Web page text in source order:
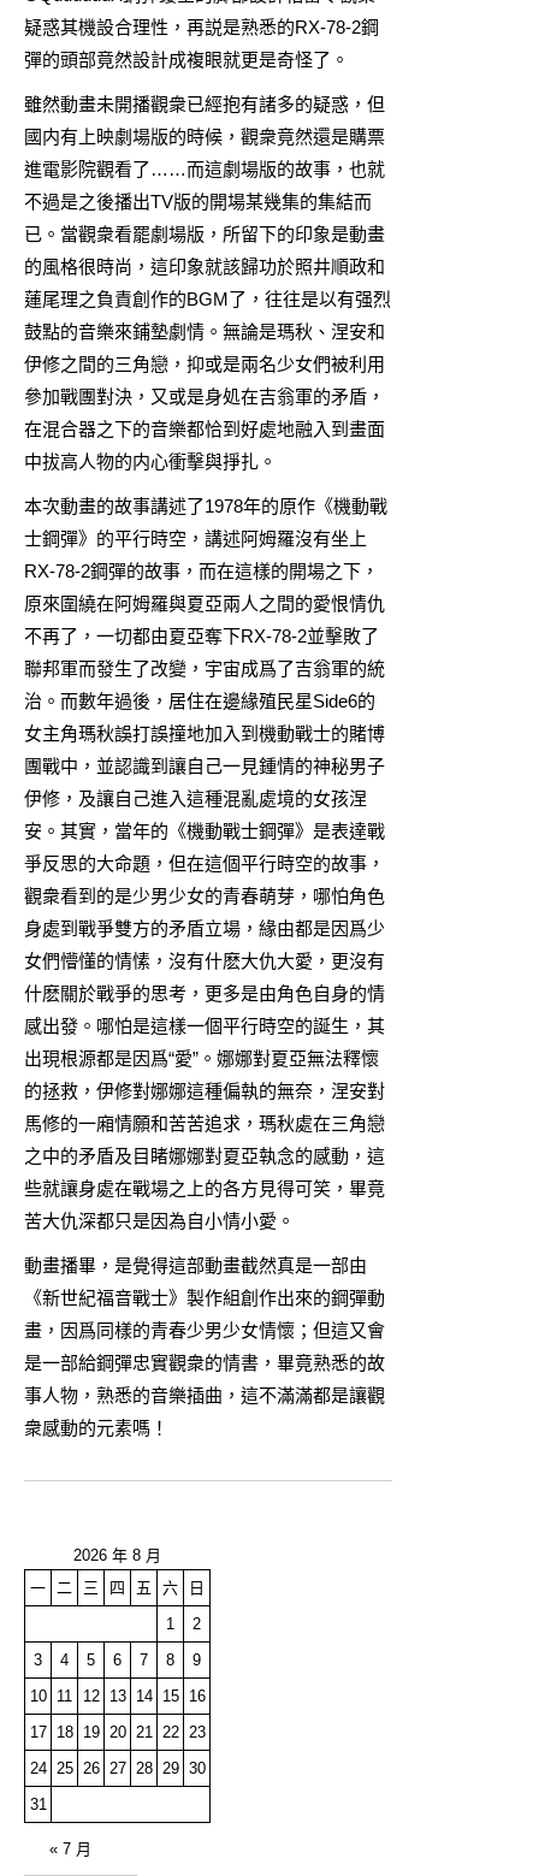
疑惑其機設合理性，再説是熟悉的RX-78-2鋼
彈的頭部竟然設計成複眼就更是奇怪了。
雖然動畫未開播觀衆已經抱有諸多的疑惑，但
國内有上映劇場版的時候，觀衆竟然還是購票
進電影院觀看了……而這劇場版的故事，也就
不過是之後播出TV版的開場某幾集的集結而
已。當觀衆看罷劇場版，所留下的印象是動畫
的風格很時尚，這印象就該歸功於照井順政和
蓮尾理之負責創作的BGM了，往往是以有强烈
鼓點的音樂來鋪墊劇情。無論是瑪秋、涅安和
伊修之間的三角戀，抑或是兩名少女們被利用
參加戰團對決，又或是身処在吉翁軍的矛盾，
在混合器之下的音樂都恰到好處地融入到畫面
中拔高人物的内心衝擊與掙扎。
本次動畫的故事講述了1978年的原作《機動戰
士鋼彈》的平行時空，講述阿姆羅沒有坐上
RX-78-2鋼彈的故事，而在這樣的開場之下，
原來圍繞在阿姆羅與夏亞兩人之間的愛恨情仇
不再了，一切都由夏亞奪下RX-78-2並擊敗了
聯邦軍而發生了改變，宇宙成爲了吉翁軍的統
治。而數年過後，居住在邊緣殖民星Side6的
女主角瑪秋誤打誤撞地加入到機動戰士的賭博
團戰中，並認識到讓自己一見鍾情的神秘男子
伊修，及讓自己進入這種混亂處境的女孩涅
安。其實，當年的《機動戰士鋼彈》是表達戰
爭反思的大命題，但在這個平行時空的故事，
觀衆看到的是少男少女的青春萌芽，哪怕角色
身處到戰爭雙方的矛盾立場，緣由都是因爲少
女們懵懂的情愫，沒有什麽大仇大愛，更沒有
什麽關於戰爭的思考，更多是由角色自身的情
感出發。哪怕是這樣一個平行時空的誕生，其
出現根源都是因爲“愛”。娜娜對夏亞無法釋懷
的拯救，伊修對娜娜這種偏執的無奈，涅安對
馬修的一廂情願和苦苦追求，瑪秋處在三角戀
之中的矛盾及目睹娜娜對夏亞執念的感動，這
些就讓身處在戰場之上的各方見得可笑，畢竟
苦大仇深都只是因為自小情小愛。
動畫播畢，是覺得這部動畫截然真是一部由
《新世紀福音戰士》製作組創作出來的鋼彈動
畫，因爲同樣的青春少男少女情懷；但這又會
是一部給鋼彈忠實觀衆的情書，畢竟熟悉的故
事人物，熟悉的音樂插曲，這不滿滿都是讓觀
衆感動的元素嗎！
2026 年 8 月
一
二 三 四 五 六
日
1
2
3
4 5 6 7 8
9
10
11 12 13 14 15
16
17
18 19 20 21 22
23
24
25 26 27 28 29 30
31
« 7 月